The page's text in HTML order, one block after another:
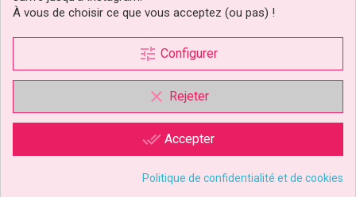
Métalliques XL Rose 70g
FunCakes
Ajouter au panier
de
-35%
À vous de choisir ce que vous acceptez (ou pas) !
tune Configurer
clear Rejeter
done_all Accepter
Politique de confidentialité et de cookies